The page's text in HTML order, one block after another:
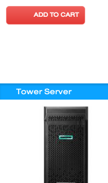
ADD TO CART
Tower Server